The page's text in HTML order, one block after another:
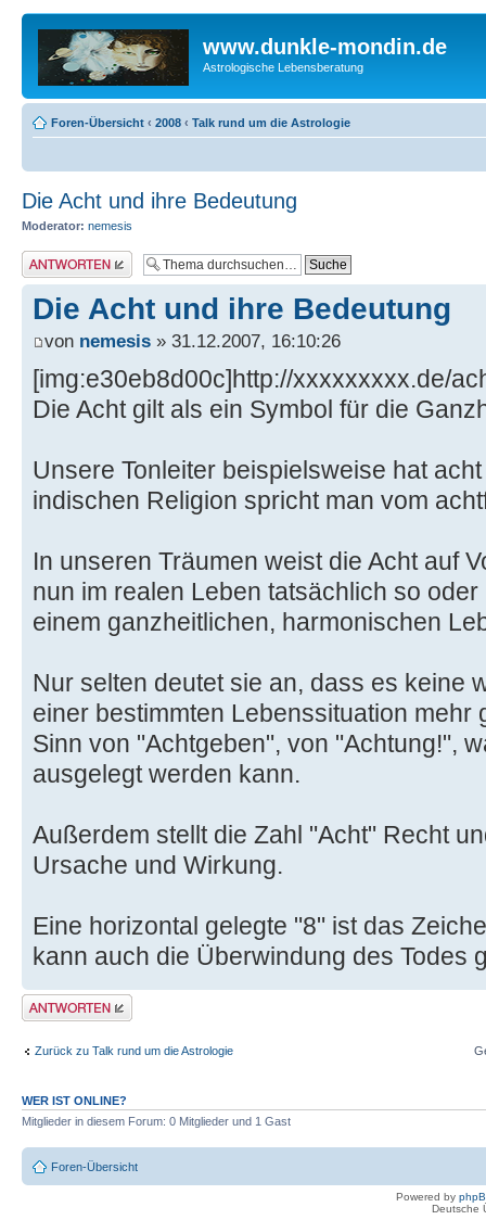
www.dunkle-mondin.de
Astrologische Lebensberatung
Foren-Übersicht ‹ 2008 ‹ Talk rund um die Astrologie
Die Acht und ihre Bedeutung
Moderator: nemesis
Antwort erstellen
Die Acht und ihre Bedeutung
von nemesis » 31.12.2007, 16:10:26
[img:e30eb8d00c]http://xxxxxxxxx.de/
Die Acht gilt als ein Symbol für die
Unsere Tonleiter beispielsweise hat
indischen Religion spricht man vom
In unseren Träumen weist die Acht auf
nun im realen Leben tatsächlich so
einem ganzheitlichen, harmonischen
Nur selten deutet sie an, dass es keine
einer bestimmten Lebenssituation mehr
Sinn von "Achtgeben", von "Achtung!",
ausgelegt werden kann.
Außerdem stellt die Zahl "Acht" Recht
Ursache und Wirkung.
Eine horizontal gelegte "8" ist das
kann auch die Überwindung des Todes
Antwort erstellen
Zurück zu Talk rund um die Astrologie
WER IST ONLINE?
Mitglieder in diesem Forum: 0 Mitglieder und 1 Gast
Foren-Übersicht
Powered by
Deutsche